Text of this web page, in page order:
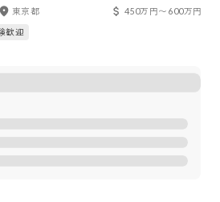
ループ
東京都
歓迎
回／翌営面談可／
450万円〜600万円